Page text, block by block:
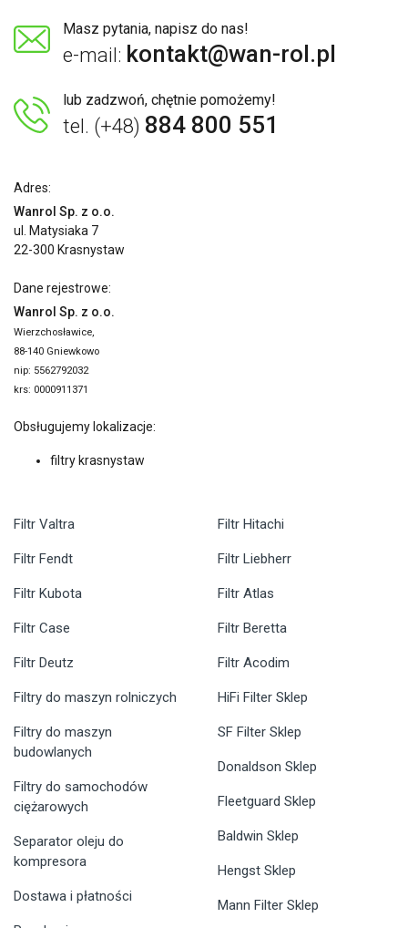
Masz pytania, napisz do nas!
e-mail: kontakt@wan-rol.pl
lub zadzwoń, chętnie pomożemy!
tel. (+48) 884 800 551
Adres:
Wanrol Sp. z o.o.
ul. Matysiaka 7
22-300 Krasnystaw
Dane rejestrowe:
Wanrol Sp. z o.o.
Wierzchosławice,
88-140 Gniewkowo
nip: 5562792032
krs: 0000911371
Obsługujemy lokalizacje:
filtry krasnystaw
Filtr Valtra
Filtr Fendt
Filtr Kubota
Filtr Case
Filtr Deutz
Filtr Hitachi
Filtr Liebherr
Filtr Atlas
Filtr Beretta
Filtr Acodim
Filtry do maszyn rolniczych
Filtry do maszyn
budowlanych
Filtry do samochodów
ciężarowych
Separator oleju do
kompresora
Dostawa i płatności
HiFi Filter Sklep
SF Filter Sklep
Donaldson Sklep
Fleetguard Sklep
Baldwin Sklep
Hengst Sklep
Mann Filter Sklep